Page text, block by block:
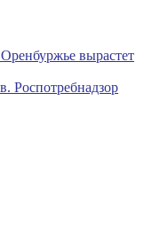
Оренбуржье вырастет
Роспотребнадзор